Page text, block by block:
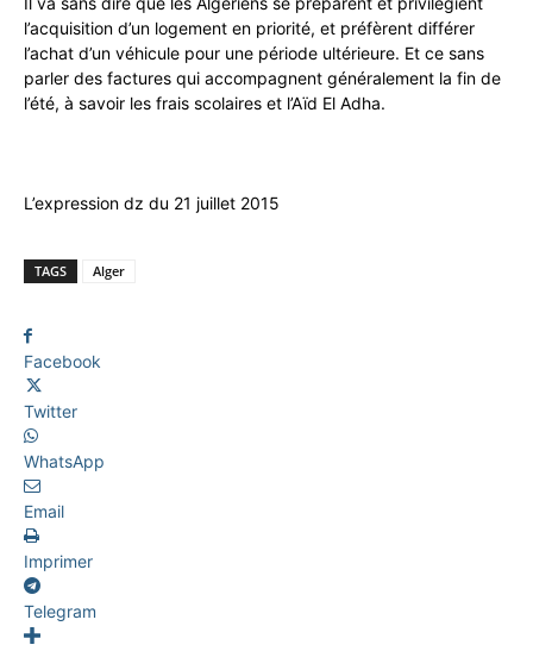
l’acquisition d’un logement en priorité, et préfèrent différer
l’achat d’un véhicule pour une période ultérieure. Et ce sans
parler des factures qui accompagnent généralement la fin de
l’été, à savoir les frais scolaires et l’Aïd El Adha.
L’expression dz du 21 juillet 2015
TAGS Alger
Facebook
Twitter
WhatsApp
Email
Imprimer
Telegram